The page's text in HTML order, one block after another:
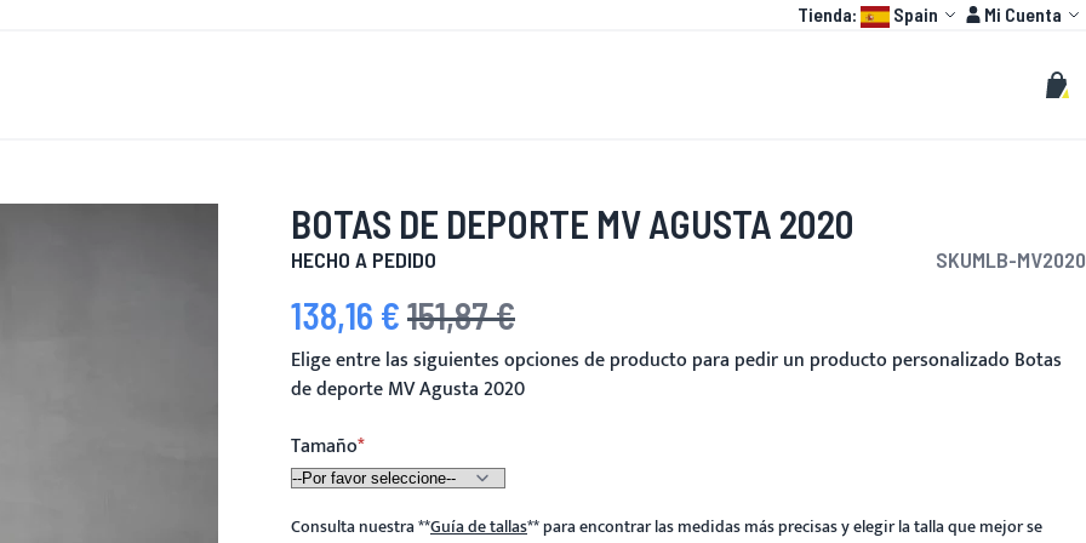
Language:
Tienda: Spain Cuenta
Mi Cuenta
Buscar
Mi
BOTAS DE DEPORTE MV AGUSTA 2020
HECHO A PEDIDO SKUMLB-MV2020
Precio especial
138,16 € Precio habitual
151,87 €
Elige entre las siguientes opciones de producto para pedir un producto personalizado Botas
de deporte MV Agusta 2020
Tamaño
Consulta nuestra**Guía de tallas**para encontrar las medidas más precisas y elegir la talla que mejor se